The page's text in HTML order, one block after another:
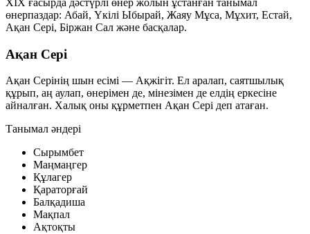
өнерпаздар: Абай, Үкілі Ыбырай, Жаяу Мұса, Мұхит, Естай,
Ақан Сері, Біржан Сал және басқалар.
Ақан Сері
Ақан Серінің шын есімі — Ақжігіт. Ел аралап, саятшылық
құрып, аң аулап, өнерімен де, мінезімен де елдің еркесіне
айналған. Халық оны құрметпен Ақан Сері деп атаған.
Танымал әндері
Сырымбет
Маңмаңгер
Құлагер
Қараторғай
Балқадиша
Мақпал
Ақтоқты